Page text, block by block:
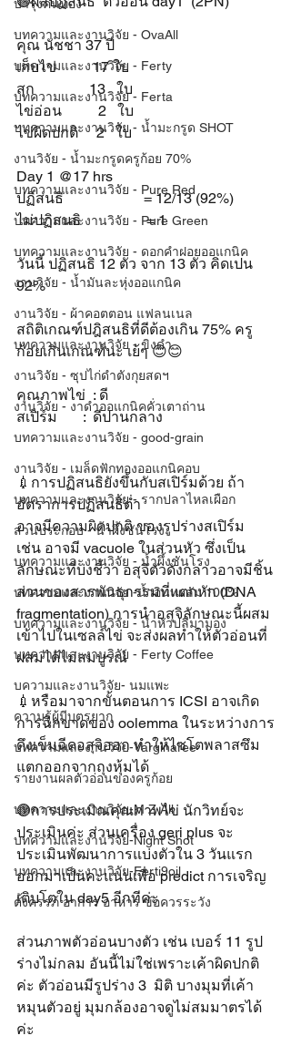
บำรุงคนท้อง
บทความและงานวิจัย - OvaAll
บทความและงานวิจัย - Ferty
บทความและงานวิจัย - Ferta
บทความและงานวิจัย - น้ำมะกรูด SHOT
งานวิจัย - น้ำมะกรูดครูก้อย 70%
บทความและงานวิจัย - Pure Red
บทความและงานวิจัย - Pure Green
บทความและงานวิจัย - ดอกคำฝอยออแกนิค
งานวิจัย - น้ำมันละหุ่งออแกนิค
งานวิจัย - ผ้าคอตตอน แฟลนเนล
บทความและงานวิจัย - ขิงดำ
งานวิจัย - ซุปไก่ดำตังกุยสดฯ
งานวิจัย - งาดำออแกนิคคั่วเตาถ่าน
บทความและงานวิจัย - good-grain
งานวิจัย - เมล็ดฟักทองออแกนิคอบ
บทความและงานวิจัย - รากปลาไหลเผือก
ส่วนประกอบ - น้ำผึ้งชันโรง
บทความและงานวิจัย - น้ำผึ้งชันโรง
บทความและงานวิจัย -น้ำอินทผลัม 100%
บทความและงานวิจัย - น้ำหัวปลีมามอง
บทความและงานวิจัย - Ferty Coffee
บความและงานวิจัย- นมแพะ
ความรู้ผู้มีบุตรยาก
บทความและงานวิจัย-Varginaree
รายงานผลตัวอ่อนของครูก้อย
บทความและงานวิจัย-M Z All
บทความและงานวิจัย-Night Shot
บทความและงานวิจัย-Ferti9oil
ตั้งครรภ์ อาการ อาหาร ข้อควรระวัง
คุณ นัชชา 37 ปี
เก็บไข่          17 ใบ
สุก               13   ใบ
ไข่อ่อน          2   ใบ
ไข่ผิดปกติ     2   ใบ
Day 1 @17 hrs
ปฏิสนธิ                      = 12/13 (92%)
ไม่ปฏิสนธิ                  = 1
วันนี้ ปฏิสนธิ 12 ตัว จาก 13 ตัว คิดเปน
92%
สถิติเกณฑ์ปฎิสนธิที่ดีต้องเกิน 75% ครู
ก้อยเกินเกณฑ์นะ เย้ๆ 😊😊
คุณภาพไข่  : ดี
สเปิร์ม       :  ดีปานกลาง
💉การปฏิสนธิยังขึ้นกับสเปิร์มด้วย ถ้า
อัตราการปฏิสนธิต่ำ
อาจมีความผิดปกติ ของรูปร่างสเปิร์ม
เช่น อาจมี vacuole ในส่วนหัว ซึ่งเป็น
ลักษณะที่บ่งชี้ว่า อสุจิตัวดังกล่าวอาจมีชิ้น
ส่วนของสารพันธุกรรมที่แตกหัก (DNA
fragmentation) การนำอสุจิลักษณะนี้ผสม
เข้าไปในเซลล์ไข่ จะส่งผลทำให้ตัวอ่อนที่
ผสมได้ไม่สมบูรณ์
💉หรือมาจากขั้นตอนการ ICSI อาจเกิด
การฉีกขาดของ oolemma ในระหว่างการ
ดึงเข็มฉีดอสุจิออก ทำให้ไซโตพลาสซึม
แตกออกจากถุงหุ้มได้
🟣การประเมิณคุณภาพไข่ นักวิทย์จะ
ประเมินค่ะ ส่วนเครื่อง geri plus จะ
ประเมินพัฒนาการแบ่งตัวใน 3 วันแรก
ออกมาเป็นคะแนนเพื่อ predict การเจริญ
เติบโตใน day5 อีกทีค่ะ
ส่วนภาพตัวอ่อนบางตัว เช่น เบอร์ 11 รูป
ร่างไม่กลม อันนี้ไม่ใช่เพราะเค้าผิดปกติ
ค่ะ ตัวอ่อนมีรูปร่าง 3  มิติ บางมุมที่เค้า
หมุนตัวอยู่ มุมกล้องอาจดูไม่สมมาตรได้
ค่ะ